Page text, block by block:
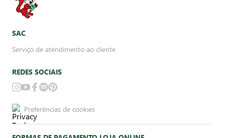
SAC
Serviço de atendimento ao cliente
REDES SOCIAIS
Preferências de cookies